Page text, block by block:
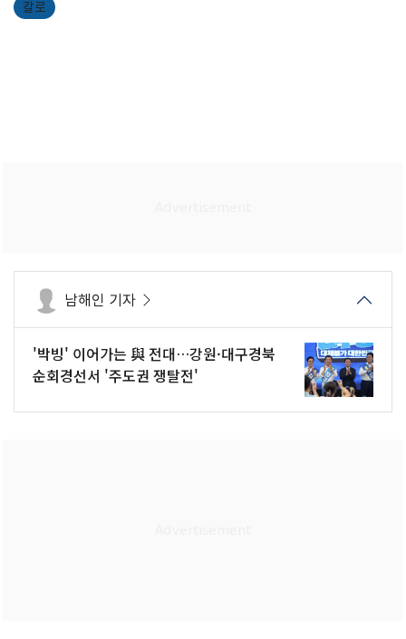
칼로
남해인 기자
'박빙' 이어가는 與 전대…강원·대구경북
순회경선서 '주도권 쟁탈전'